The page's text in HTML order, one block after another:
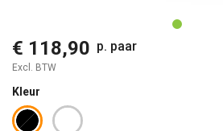
€ 118,90 p. paar
Excl. BTW
Kleur